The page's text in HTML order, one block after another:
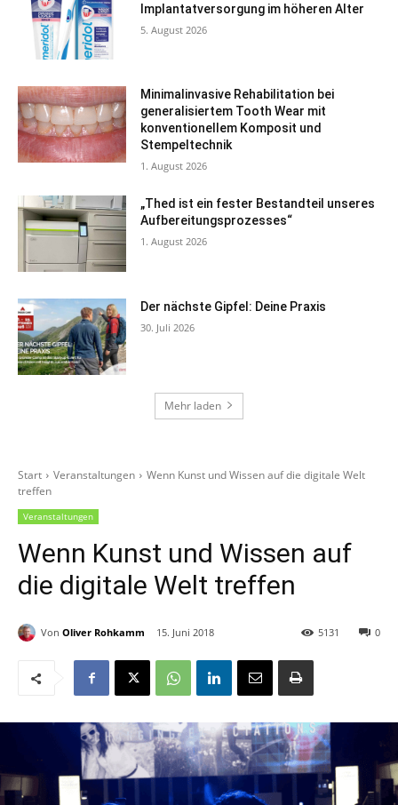
Implantatversorgung im höheren Alter
5. August 2026
Minimalinvasive Rehabilitation bei
generalisiertem Tooth Wear mit
konventionellem Komposit und
Stempeltechnik
1. August 2026
„Thed ist ein fester Bestandteil unseres
Aufbereitungsprozesses“
1. August 2026
Der nächste Gipfel: Deine Praxis
30. Juli 2026
Mehr laden